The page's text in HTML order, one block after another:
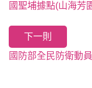
國聖埔據點(山海芳
下一則